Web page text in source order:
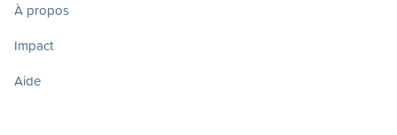
À propos
Impact
Aide